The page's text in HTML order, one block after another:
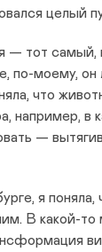
целый
— тот самый,
по-моему, он
что
например, в
—
я поняла,
В какой-то